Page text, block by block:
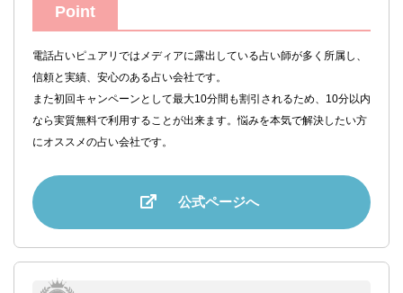
Point
電話占いピュアリではメディアに露出している占い師が多く所属し、
信頼と実績、安心のある占い会社です。
また初回キャンペーンとして最大10分間も割引されるため、10分以内
なら実質無料で利用することが出来ます。悩みを本気で解決したい方
にオススメの占い会社です。
公式ページへ